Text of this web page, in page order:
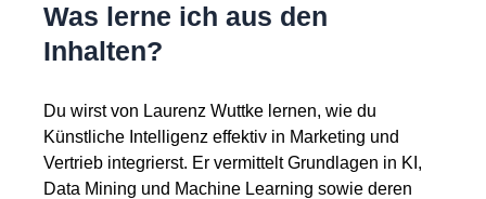
Was lerne ich aus den
Inhalten?
Du wirst von Laurenz Wuttke lernen, wie du
Künstliche Intelligenz effektiv in Marketing und
Vertrieb integrierst. Er vermittelt Grundlagen in KI,
Data Mining und Machine Learning sowie deren